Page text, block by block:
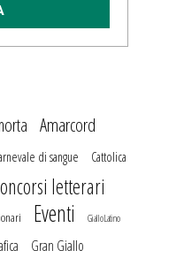
Amarcord
di sangue Cattolica
letterari
Eventi GialloLatino
Gran Giallo